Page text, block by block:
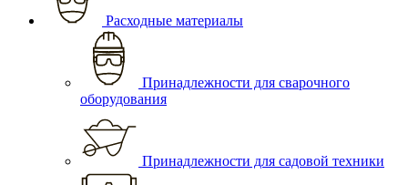
Расходные материалы
Принадлежности для сварочного
оборудования
Принадлежности для садовой техники